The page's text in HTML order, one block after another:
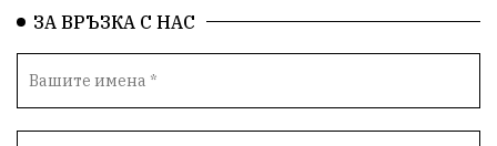
ПътноХулиганство ПолицияШумен
Актуално Театър+Дискусия
Наркотици Ученици Вейп Полиция
ЗА ВРЪЗКА С НАС